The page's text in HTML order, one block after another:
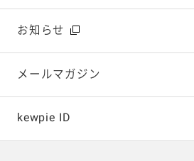
広告ギャラリー
テレビ・ラジオ
キャンペーン・イベント
お知らせ
メールマガジン
kewpie ID